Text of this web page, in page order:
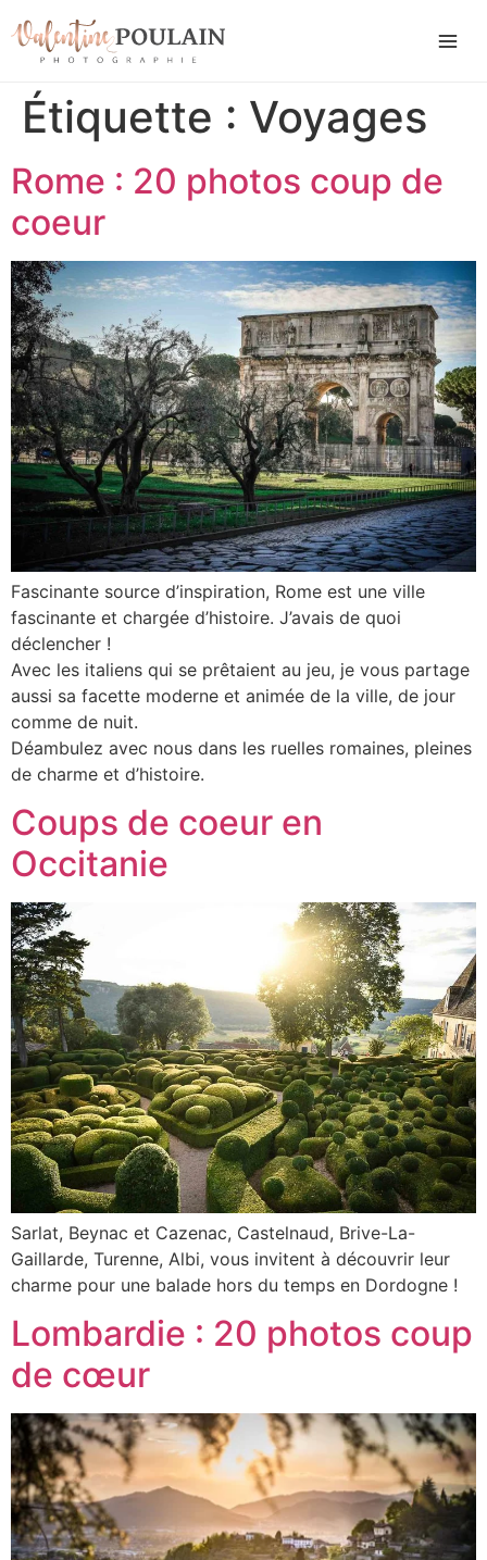
Étiquette : Voyages
Rome : 20 photos coup de
coeur
Fascinante source d’inspiration, Rome est une ville
fascinante et chargée d’histoire. J’avais de quoi
déclencher !
Avec les italiens qui se prêtaient au jeu, je vous partage
aussi sa facette moderne et animée de la ville, de jour
comme de nuit.
Déambulez avec nous dans les ruelles romaines, pleines
de charme et d’histoire.
Coups de coeur en
Occitanie
Sarlat, Beynac et Cazenac, Castelnaud, Brive-La-
Gaillarde, Turenne, Albi, vous invitent à découvrir leur
charme pour une balade hors du temps en Dordogne !
Lombardie : 20 photos coup
de cœur